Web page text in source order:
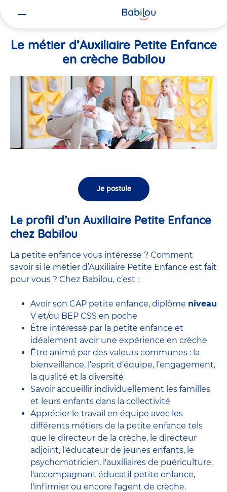
Le métier d’Auxiliaire Petite Enfance
en crèche Babilou
Je postule
Le profil d’un Auxiliaire Petite Enfance
chez Babilou
La petite enfance vous intéresse ? Comment
savoir si le métier d’Auxiliaire Petite Enfance est fait
pour vous ? Chez Babilou, c’est :
Avoir son CAP petite enfance, diplôme niveau
V et/ou BEP CSS en poche
Être intéressé par la petite enfance et
idéalement avoir une expérience en crèche
Être animé par des valeurs communes : la
bienveillance, l’esprit d’équipe, l’engagement,
la qualité et la diversité
Savoir accueillir individuellement les familles
et leurs enfants dans la collectivité
Apprécier le travail en équipe avec les
différents métiers de la petite enfance tels
que le directeur de la crèche, le directeur
adjoint, l'éducateur de jeunes enfants, le
psychomotricien, l'auxiliaires de puériculture,
l'accompagnant éducatif petite enfance,
l'infirmier ou encore l'agent de crèche.